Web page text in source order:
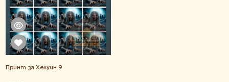
Принт за Хелуин 9